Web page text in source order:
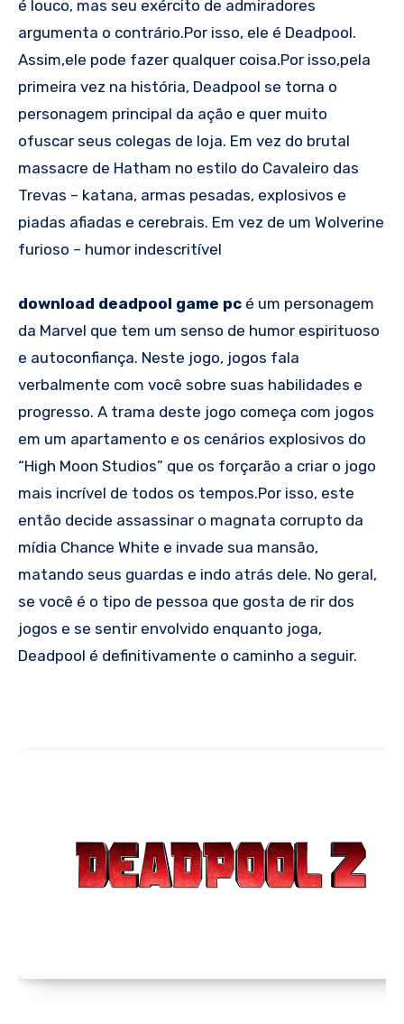
é louco, mas seu exército de admiradores
argumenta o contrário.Por isso, ele é Deadpool.
Assim,ele pode fazer qualquer coisa.Por isso,pela
primeira vez na história, Deadpool se torna o
personagem principal da ação e quer muito
ofuscar seus colegas de loja. Em vez do brutal
massacre de Hatham no estilo do Cavaleiro das
Trevas – katana, armas pesadas, explosivos e
piadas afiadas e cerebrais. Em vez de um Wolverine
furioso – humor indescritível
download deadpool game pc é um personagem
da Marvel que tem um senso de humor espirituoso
e autoconfiança. Neste jogo, jogos fala
verbalmente com você sobre suas habilidades e
progresso. A trama deste jogo começa com jogos
em um apartamento e os cenários explosivos do
“High Moon Studios” que os forçarão a criar o jogo
mais incrível de todos os tempos.Por isso, este
então decide assassinar o magnata corrupto da
mídia Chance White e invade sua mansão,
matando seus guardas e indo atrás dele. No geral,
se você é o tipo de pessoa que gosta de rir dos
jogos e se sentir envolvido enquanto joga,
Deadpool é definitivamente o caminho a seguir.